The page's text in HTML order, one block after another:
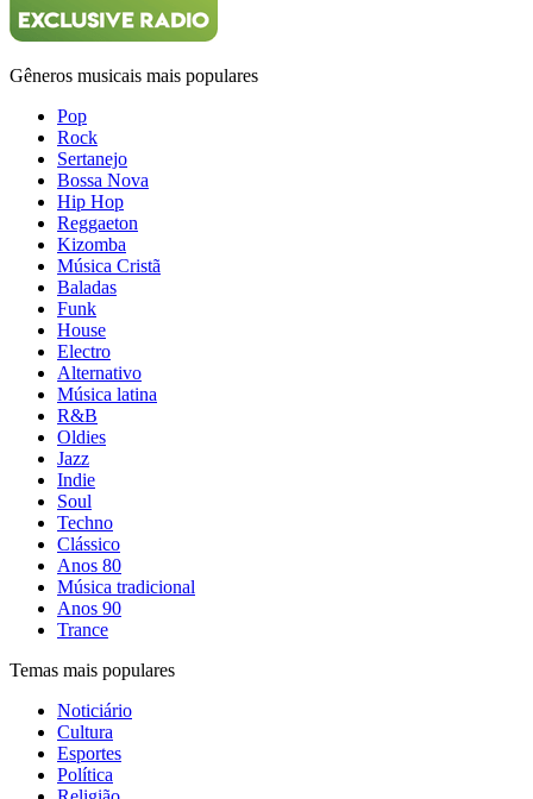
Gêneros musicais mais populares
Pop
Rock
Sertanejo
Bossa Nova
Hip Hop
Reggaeton
Kizomba
Música Cristã
Baladas
Funk
House
Electro
Alternativo
Música latina
R&B
Oldies
Jazz
Indie
Soul
Techno
Clássico
Anos 80
Música tradicional
Anos 90
Trance
Temas mais populares
Noticiário
Cultura
Esportes
Política